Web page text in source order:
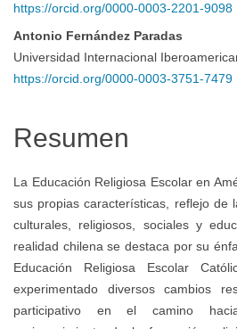
principal
del
artículo
https://orcid.org/0000-0003-2201-9098
Antonio Fernández Paradas
Universidad Internacional
https://orcid.org/0000-0003-3751-7479
Resumen
La Educación Religiosa Escolar en
sus propias características, reflejo de
culturales, religiosos, sociales y
realidad chilena se destaca por su
Educación Religiosa Escolar
experimentado diversos cambios
participativo en el camino